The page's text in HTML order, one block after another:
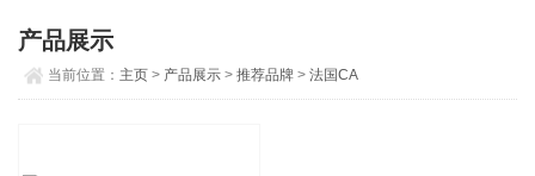
产品展示
当前位置： 主页 > 产品展示 >推荐品牌 >法国CA